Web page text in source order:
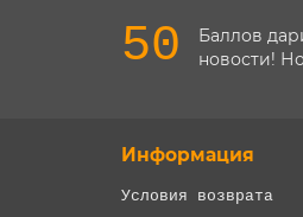
50
Баллов
новости!
Информация
Условия возврата